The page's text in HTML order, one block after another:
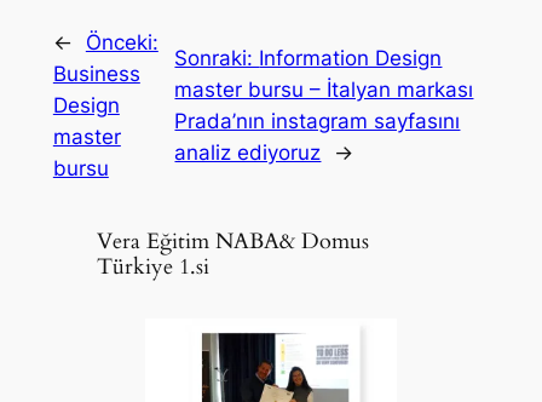
←
Önceki:
Business
Design
master
bursu
Sonraki: Information Design
master bursu – İtalyan markası
Prada’nın instagram sayfasını
analiz ediyoruz
→
Vera Eğitim NABA& Domus
Türkiye 1.si